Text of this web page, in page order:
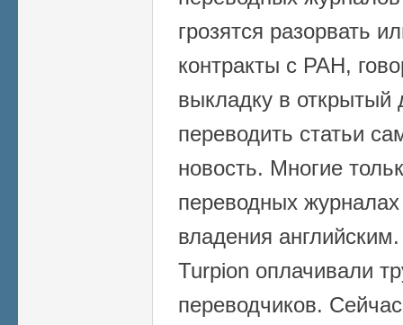
грозятся разорвать
контракты с РАН,
выкладку в открытый
переводить статьи
новость. Многие
переводных журналах
владения
Turpion оплачивали
переводчиков.